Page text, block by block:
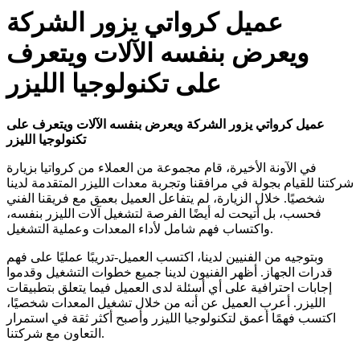
عميل كرواتي يزور الشركة
ويعرض بنفسه الآلات ويتعرف
على تكنولوجيا الليزر
عميل كرواتي يزور الشركة ويعرض بنفسه الآلات ويتعرف على
تكنولوجيا الليزر
في الآونة الأخيرة، قام مجموعة من العملاء من كرواتيا بزيارة
شركتنا للقيام بجولة في مرافقنا وتجربة معدات الليزر المتقدمة لدينا
شخصيًا. خلال الزيارة، لم يتفاعل العميل بعمق مع فريقنا الفني
فحسب، بل أتيحت له أيضًا الفرصة لتشغيل آلات الليزر بنفسه،
واكتساب فهم شامل لأداء المعدات وعملية التشغيل.
وبتوجيه من الفنيين لدينا، اكتسب العميل-تدريبًا عمليًا على فهم
قدرات الجهاز. أظهر الفنيون لدينا جميع خطوات التشغيل وقدموا
إجابات احترافية على أي أسئلة لدى العميل فيما يتعلق بتطبيقات
الليزر. أعرب العميل عن أنه من خلال تشغيل المعدات شخصيًا،
اكتسب فهمًا أعمق لتكنولوجيا الليزر وأصبح أكثر ثقة في استمرار
التعاون مع شركتنا.